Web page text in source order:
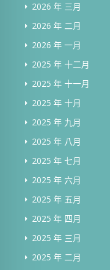
2026 年 三月
2026 年 二月
2026 年 一月
2025 年 十二月
2025 年 十一月
2025 年 十月
2025 年 九月
2025 年 八月
2025 年 七月
2025 年 六月
2025 年 五月
2025 年 四月
2025 年 三月
2025 年 二月